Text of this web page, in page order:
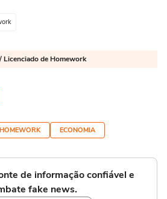
Licenciado de Homework
HOMEWORK ECONOMIA
de informação confiável e
fake news.